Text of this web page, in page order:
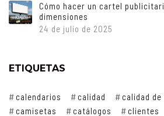
Cómo hacer un cartel
dimensiones
24 de julio de 2025
ETIQUETAS
calendarios calidad
calidad de
camisetas
catálogos clientes